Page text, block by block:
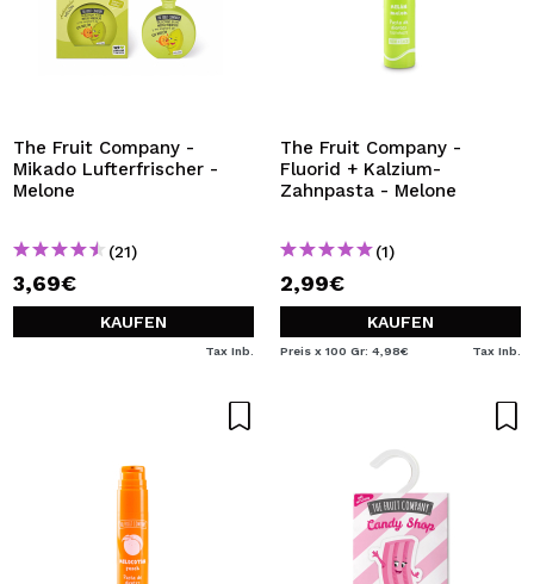
The Fruit Company -
Mikado Lufterfrischer -
Melone
(21)
3,69€
KAUFEN
Tax Inb.
The Fruit Company -
Fluorid + Kalzium-
Zahnpasta - Melone
(1)
2,99€
KAUFEN
Preis x 100 Gr: 4,98€ Tax Inb.